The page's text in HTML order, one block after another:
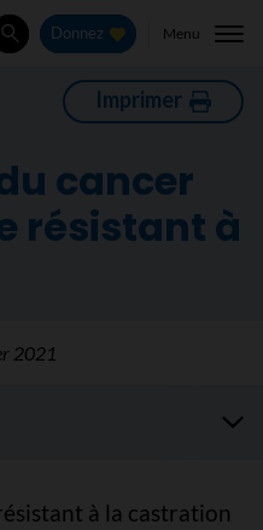
Rechercher
Donnez Menu
Imprimer
cancer
résistant à
2021
à la castration